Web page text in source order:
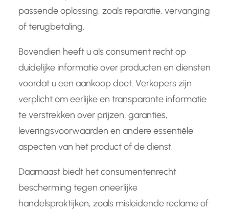
passende oplossing, zoals reparatie, vervanging
of terugbetaling.
Bovendien heeft u als consument recht op
duidelijke informatie over producten en diensten
voordat u een aankoop doet. Verkopers zijn
verplicht om eerlijke en transparante informatie
te verstrekken over prijzen, garanties,
leveringsvoorwaarden en andere essentiële
aspecten van het product of de dienst.
Daarnaast biedt het consumentenrecht
bescherming tegen oneerlijke
handelspraktijken, zoals misleidende reclame of